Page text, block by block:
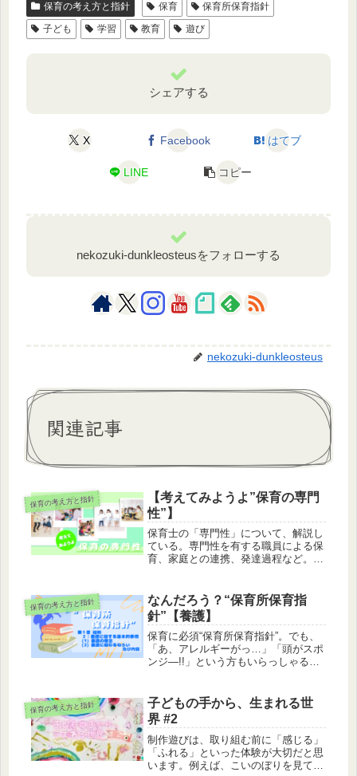
保育の考え方と指針 保育
保育所保育指針
子ども
学習 教育 遊び
シェアする
X Facebook はてブ
LINE コピー
nekozuki-dunkleosteusをフォローする
nekozuki-dunkleosteus
関連記事
保育の考え方と指針
【考えてみようよ”保育の専門
性”】
保育士の「専門性」について、解説し
ている。専門性を有する職員による保
育、家庭との連携、発達過程など。保
ある。
保育の考え方と指針
なんだろう？“保育所保育指
針”【養護】
保育に必須“保育所保育指針”。でも、
「あ、アレルギーがっ…」「頭がスポ
ンジ―!!」という方もいらっしゃるか
総則 ２：養護に関する基本的事項
（１）養護の理念（２）養護に関わる
ねらい及び内容]のお話です
保育の考え方と指針
子どもの手から、生まれる世
界 #2
制作遊びは、取り組む前に「感じる」
「ふれる」といった体験が大切だと思
います。例えば、こいのぼりを見て